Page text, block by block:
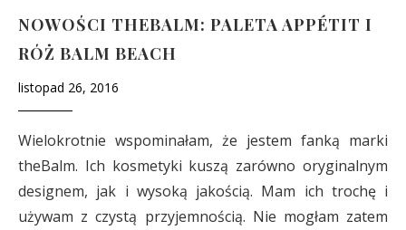
NOWOŚCI THEBALM: PALETA APPÉTIT I
RÓŻ BALM BEACH
listopad 26, 2016
Wielokrotnie wspominałam, że jestem fanką marki
theBalm. Ich kosmetyki kuszą zarówno oryginalnym
designem, jak i wysoką jakością. Mam ich trochę i
używam z czystą przyjemnością. Nie mogłam zatem